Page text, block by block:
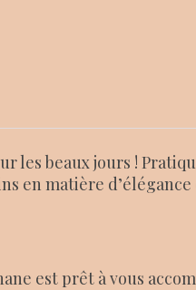
les beaux jours !
en matière
est prêt à vous